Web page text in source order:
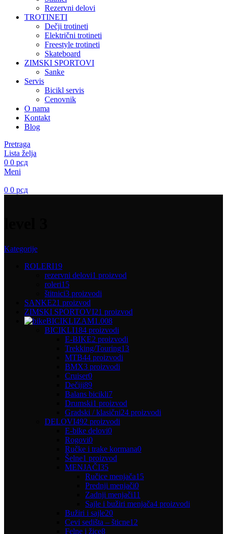
Rezervni delovi
TROTINETI
Dečji trotineti
Električni trotineti
Freestyle trotineti
Skateboard
ZIMSKI SPORTOVI
Sanke
Servis
Bicikl servis
Cenovnik
O nama
Kontakt
Blog
Pretraga
Lista želja
0 0 рсд
Meni
0 0 рсд
Kategorije
ROLERI19
rezervni delovi1 proizvod
roleri15
štitnici3 proizvodi
SANKE21 proizvod
ZIMSKI SPORTOVI21 proizvod
BICIKLIZAM1.008
BICIKLI184 proizvodi
E-BIKE2 proizvodi
Trekking/Touring13
MTB44 proizvodi
BMX3 proizvodi
Cruiser0
Dečiji89
Balans bicikli7
Drumski1 proizvod
Gradski / klasični24 proizvodi
DELOVI492 proizvodi
E-bike delovi0
Rogovi0
Ručke i trake kormana0
Šelne1 proizvod
MENJAČI35
Ručice menjača15
Prednji menjači0
Zadnji menjači11
Sajle i bužiri menjača4 proizvodi
Bužiri i sajle20
Cevi sedišta – šticne12
Felne i žice8